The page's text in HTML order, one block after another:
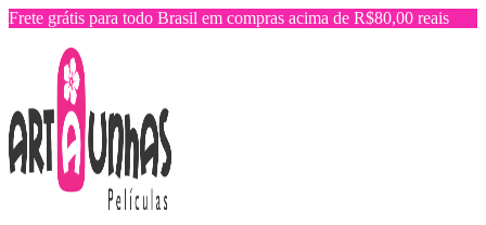
Frete grátis para todo Brasil em compras acima de R$80,00 reais